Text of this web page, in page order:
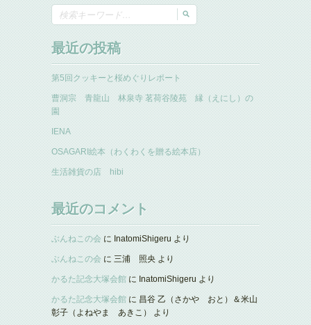
最近の投稿
第5回クッキーと桜めぐりレポート
曹洞宗 青龍山 林泉寺 茗荷谷陵苑 縁（えにし）の
園
IENA
OSAGARI絵本（わくわくを贈る絵本店）
生活雑貨の店 hibi
最近のコメント
ぶんねこの会 に InatomiShigeru より
ぶんねこの会 に 三浦 照央 より
かるた記念大塚会館 に InatomiShigeru より
かるた記念大塚会館 に 昌谷 乙（さかや おと）＆米山
彰子（よねやま あきこ）
より